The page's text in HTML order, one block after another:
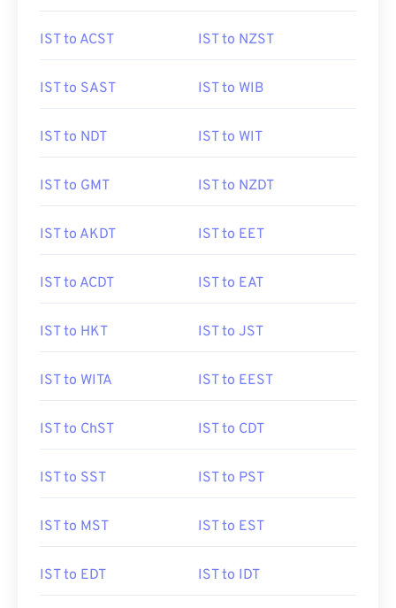
IST to ACST IST to NZST
IST to SAST IST to WIB
IST to NDT IST to WIT
IST to GMT IST to NZDT
IST to AKDT IST to EET
IST to ACDT IST to EAT
IST to HKT IST to JST
IST to WITA IST to EEST
IST to ChST IST to CDT
IST to SST IST to PST
IST to MST IST to EST
IST to EDT IST to IDT